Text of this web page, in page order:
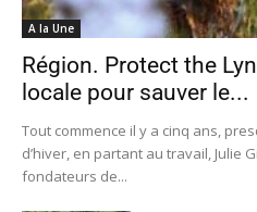
A la Une
Région. Protect the
locale pour sauver le...
Tout commence il y a cinq ans,
d’hiver, en partant au travail, Julie
fondateurs de...